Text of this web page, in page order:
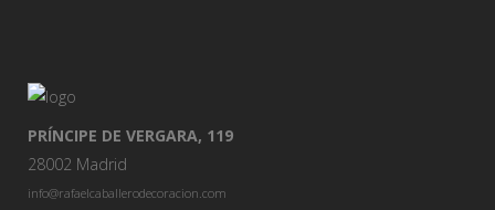
PRÍNCIPE DE VERGARA, 119
28002 Madrid
info@rafaelcaballerodecoracion.com